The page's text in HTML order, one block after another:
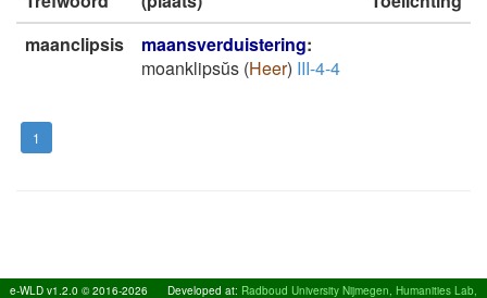
maanclipsis
maansverduistering:
moanklipsŭs (Heer) III-4-4
1
e-WLD v1.2.0 © 2016-2026 Developed at: Radboud University Nijmegen, Humanities Lab,